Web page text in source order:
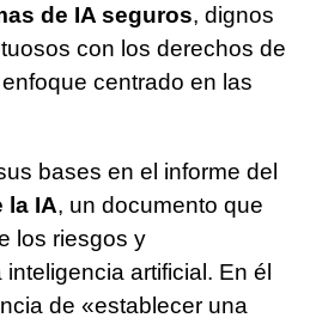
de IA seguros, dignos
con los derechos de
centrado en las
bases en el informe del
la IA, un documento que
los riesgos y
artificial. En él
de «establecer una